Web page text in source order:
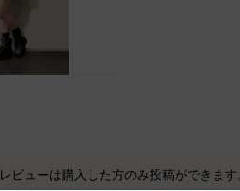
レビューは購入した方のみ投稿ができます